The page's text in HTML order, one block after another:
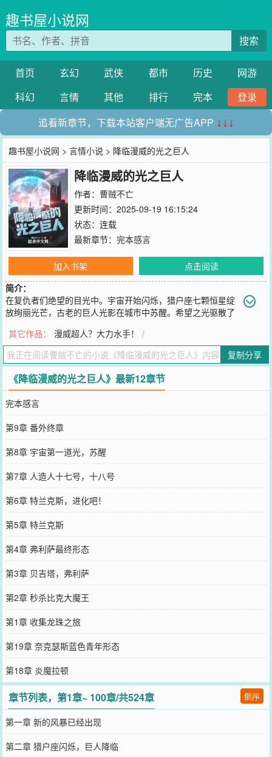
趣书屋小说网
搜索
首页 玄幻 武侠 都市 历史
网游
科幻
言情 其他 排行 完本
登录
追看新章节，下载本站客户端无广告APP ↓↓↓
趣书屋小说网 >言情小说 > 降临漫威的光之巨人
降临漫威的光之巨人
作者： 曹贼不亡
更新时间：2025-09-19 16:15:24
状态：连载
最新章节： 完本感言
加入书架
点击阅读
简介：
在复仇者们绝望的目光中。宇宙开始闪烁，猎户座七颗恒星绽
放绚丽光芒，古老的巨人光影在城市中苏醒。希望之光驱散了
睹这一幕的灭霸伸手抹去额头的冷汗，然后骂骂咧咧指挥宇宙战舰调
头离开太阳系。乌木喉：“伟大的萨诺斯，我们现在去哪里？”灭霸翻
开某人画的漫画，目光坚定。“去M78星云，根据地球传来的消息，那
里是光之国。”（关键词：光之巨人，迪迦奥特曼，漫威宇宙，奥特宇
宙，光之国）
您要是觉得《
和微博微信里的朋友推荐哦！
其它作品： 漫威超人？大力水手！
/
复制分享
《降临漫威的光之巨人》最新12章节
完本感言
第9章 番外终章
第8章 宇宙第一道光，苏醒
第7章 人造人十七号，十八号
第6章 特兰克斯，进化吧！
第5章 特兰克斯
第4章 弗利萨最终形态
第3章 贝吉塔，弗利萨
第2章 秒杀比克大魔王
第1章 收集龙珠之旅
第19章 奈克瑟斯蓝色青年形态
第18章 炎魔拉顿
章节列表，第1章~ 100章/共524章 倒序
第一章 新的风暴已经出现
第二章 猎户座闪烁，巨人降临